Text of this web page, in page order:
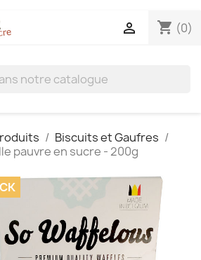
shopping_cart (0)

Biscuits et Gaufres
pauvre en sucre - 200g